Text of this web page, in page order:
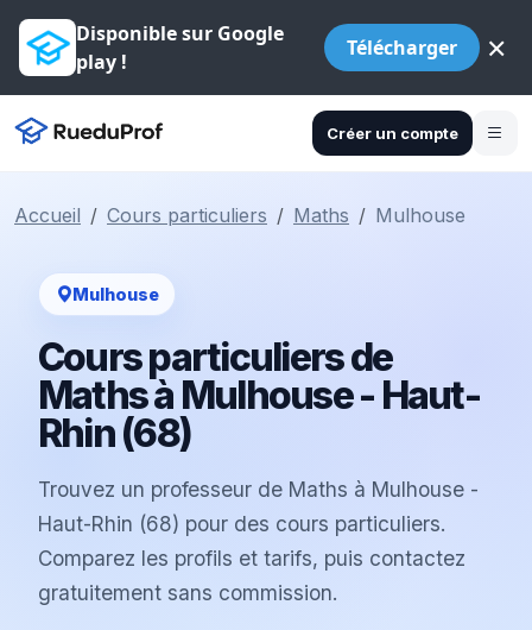
Disponible sur Google
play !
Télécharger ×
Créer un compte
Accueil Cours particuliers Maths Mulhouse
Mulhouse
Cours particuliers de
Maths à Mulhouse - Haut-
Rhin (68)
Trouvez un professeur de Maths à Mulhouse -
Haut-Rhin (68) pour des cours particuliers.
Comparez les profils et tarifs, puis contactez
gratuitement sans commission.